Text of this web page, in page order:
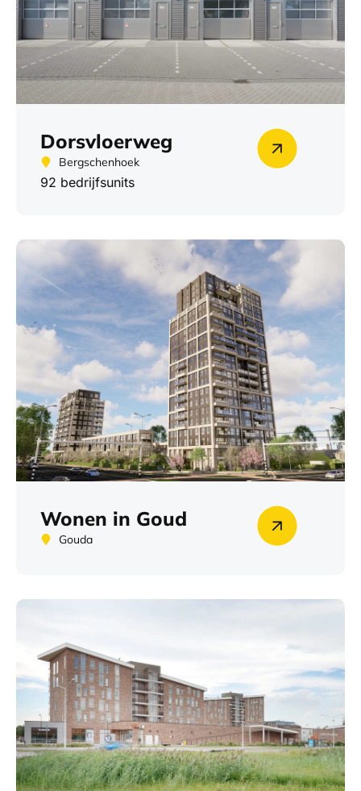
Dorsvloerweg
Bergschenhoek
92 bedrijfsunits
Wonen in Goud
Gouda